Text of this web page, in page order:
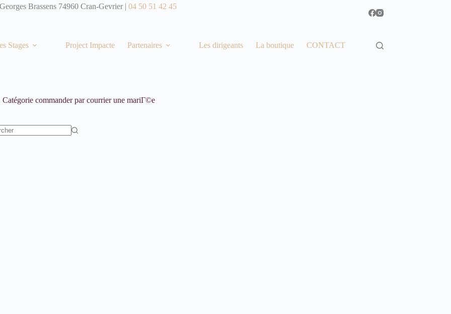
Brassens 74960 Cran-Gevrier | 04 50 51 42 45
Stages Project Impacte Partenaires Les dirigeants La boutique CONTACT
Catégorie commander par courrier une mariГ©e